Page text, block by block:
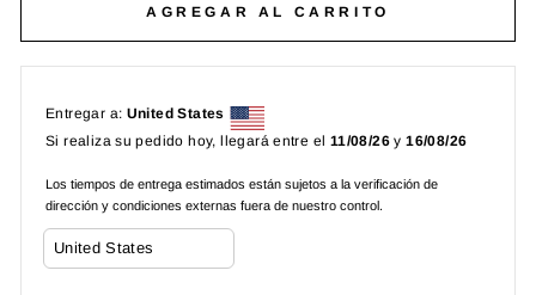
AGREGAR AL CARRITO
Entregar a: United States
Si realiza su pedido hoy, llegará entre el 11/08/26y16/08/26
Los tiempos de entrega estimados están sujetos a la verificación de
dirección y condiciones externas fuera de nuestro control.